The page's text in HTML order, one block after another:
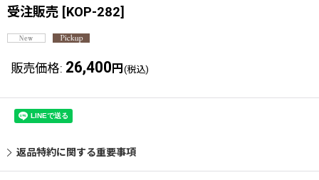
受注販売 [KOP-282]
販売価格: 26,400 円 (税込)
返品特約に関する重要事項